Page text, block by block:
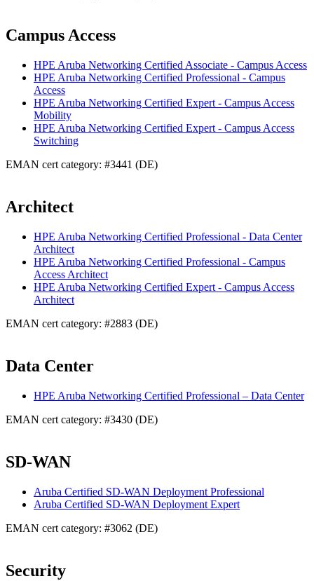
Campus Access
HPE Aruba Networking Certified Associate - Campus Access
HPE Aruba Networking Certified Professional - Campus
Access
HPE Aruba Networking Certified Expert - Campus Access
Mobility
HPE Aruba Networking Certified Expert - Campus Access
Switching
EMAN cert category: #3441 (DE)
Architect
HPE Aruba Networking Certified Professional - Data Center
Architect
HPE Aruba Networking Certified Professional - Campus
Access Architect
HPE Aruba Networking Certified Expert - Campus Access
Architect
EMAN cert category: #2883 (DE)
Data Center
HPE Aruba Networking Certified Professional – Data Center
EMAN cert category: #3430 (DE)
SD-WAN
Aruba Certified SD-WAN Deployment Professional
Aruba Certified SD-WAN Deployment Expert
EMAN cert category: #3062 (DE)
Security